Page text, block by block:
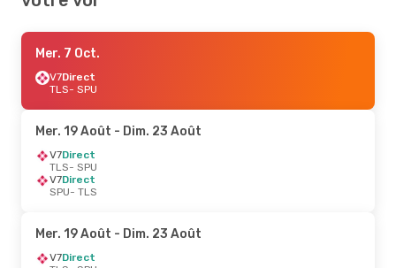
Mer. 7 Oct.
V7Direct
TLS- SPU
Mer. 19 Août - Dim. 23 Août
V7Direct
TLS- SPU
V7Direct
SPU- TLS
Mer. 19 Août - Dim. 23 Août
V7Direct